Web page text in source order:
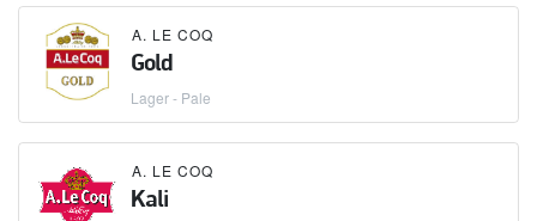
A. LE COQ
Gold
Lager - Pale
A. LE COQ
Kali